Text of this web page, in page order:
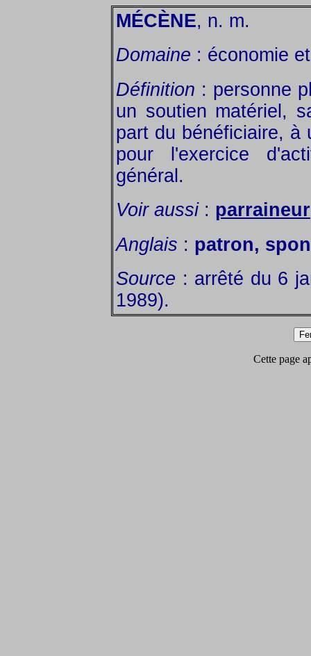
MÉCÈNE, n. m.
Domaine : économie
Définition : personne
un soutien matériel,
part du bénéficiaire,
pour l'exercice
général.
Voir aussi: parraineur
Anglais : patron,
Source : arrêté du 6
1989).
Cette page